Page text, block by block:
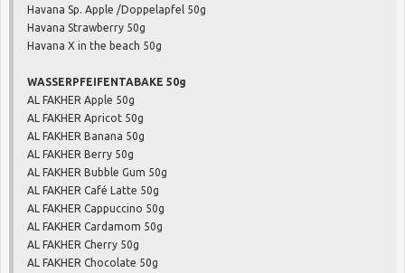
Havana Sp. Apple /Doppelapfel 50g
Havana Strawberry 50g
Havana X in the beach 50g
WASSERPFEIFENTABAKE 50g
AL FAKHER Apple 50g
AL FAKHER Apricot 50g
AL FAKHER Banana 50g
AL FAKHER Berry 50g
AL FAKHER Bubble Gum 50g
AL FAKHER Café Latte 50g
AL FAKHER Cappuccino 50g
AL FAKHER Cardamom 50g
AL FAKHER Cherry 50g
AL FAKHER Chocolate 50g